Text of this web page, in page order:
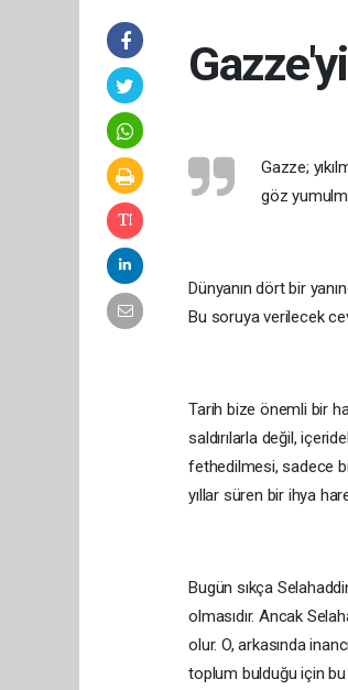
Gazze;
göz
Dünyanın dört bir
Bu soruya verilecek
Tarih bize önemli bir
saldırılarla değil,
fethedilmesi, sadece
yıllar süren bir ihya
Bugün sıkça
olmasıdır. Ancak
olur. O, arkasında
toplum bulduğu için bu